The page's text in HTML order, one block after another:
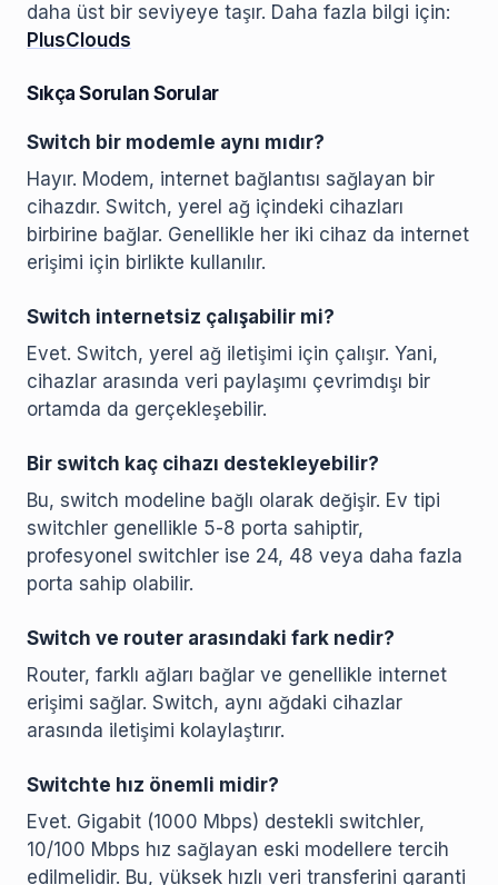
daha üst bir seviyeye taşır. Daha fazla bilgi için:
PlusClouds
Sıkça Sorulan Sorular
Switch bir modemle aynı mıdır?
Hayır. Modem, internet bağlantısı sağlayan bir
cihazdır. Switch, yerel ağ içindeki cihazları
birbirine bağlar. Genellikle her iki cihaz da internet
erişimi için birlikte kullanılır.
Switch internetsiz çalışabilir mi?
Evet. Switch, yerel ağ iletişimi için çalışır. Yani,
cihazlar arasında veri paylaşımı çevrimdışı bir
ortamda da gerçekleşebilir.
Bir switch kaç cihazı destekleyebilir?
Bu, switch modeline bağlı olarak değişir. Ev tipi
switchler genellikle 5-8 porta sahiptir,
profesyonel switchler ise 24, 48 veya daha fazla
porta sahip olabilir.
Switch ve router arasındaki fark nedir?
Router, farklı ağları bağlar ve genellikle internet
erişimi sağlar. Switch, aynı ağdaki cihazlar
arasında iletişimi kolaylaştırır.
Switchte hız önemli midir?
Evet. Gigabit (1000 Mbps) destekli switchler,
10/100 Mbps hız sağlayan eski modellere tercih
edilmelidir. Bu, yüksek hızlı veri transferini garanti